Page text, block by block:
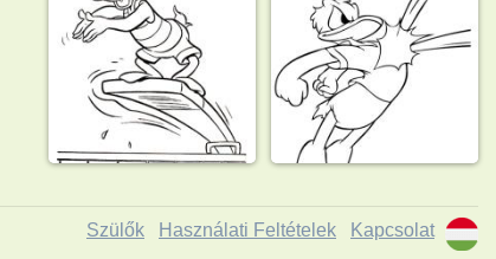
Szülők Használati Feltételek Kapcsolat